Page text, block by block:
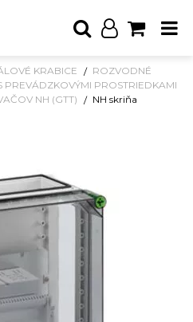
KRABICE
ROZVODNÉ
PREVÁDZKOVÝMI PROSTRIEDKAMI
NH (GTT)
NH skriňa